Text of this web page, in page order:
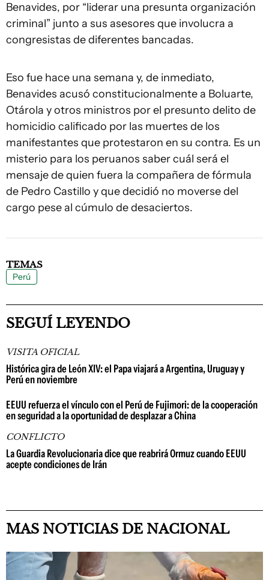
Benavides, por “liderar una presunta organización
criminal” junto a sus asesores que involucra a
congresistas de diferentes bancadas.
Eso fue hace una semana y, de inmediato,
Benavides acusó constitucionalmente a Boluarte,
Otárola y otros ministros por el presunto delito de
homicidio calificado por las muertes de los
manifestantes que protestaron en su contra. Es un
misterio para los peruanos saber cuál será el
mensaje de quien fuera la compañera de fórmula
de Pedro Castillo y que decidió no moverse del
cargo pese al cúmulo de desaciertos.
TEMAS
Perú
SEGUÍ LEYENDO
VISITA OFICIAL
Histórica gira de León XIV: el Papa viajará a Argentina, Uruguay y
Perú en noviembre
EEUU refuerza el vínculo con el Perú de Fujimori: de la cooperación
en seguridad a la oportunidad de desplazar a China
CONFLICTO
La Guardia Revolucionaria dice que reabrirá Ormuz cuando EEUU
acepte condiciones de Irán
MAS NOTICIAS DE NACIONAL